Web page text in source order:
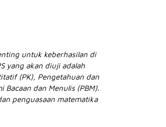
untuk keberhasilan di
yang akan diuji adalah
(PK), Pengetahuan dan
Bacaan dan Menulis (PBM).
penguasaan matematika